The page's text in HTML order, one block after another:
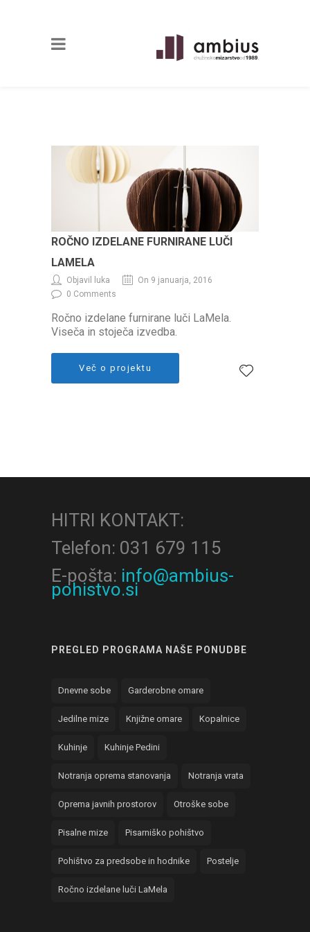
ROČNO IZDELANE FURNIRANE LUČI
LAMELA
Objavil luka
On 9 januarja, 2016
0 Comments
Ročno izdelane furnirane luči LaMela.
Viseča in stoječa izvedba.
Več o projektu
HITRI KONTAKT:
Telefon: 031 679 115
E-pošta: info@ambius-
pohistvo.si
PREGLED PROGRAMA NAŠE PONUDBE
Dnevne sobe Garderobne omare
Jedilne mize Knjižne omare Kopalnice
Kuhinje Kuhinje Pedini
Notranja oprema stanovanja Notranja vrata
Oprema javnih prostorov Otroške sobe
Pisalne mize Pisarniško pohištvo
Pohištvo za predsobe in hodnike Postelje
Ročno izdelane luči LaMela